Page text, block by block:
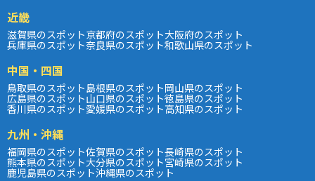
近畿
滋賀県のスポット京都府のスポット大阪府のスポット
兵庫県のスポット奈良県のスポット和歌山県のスポット
中国・四国
鳥取県のスポット島根県のスポット岡山県のスポット
広島県のスポット山口県のスポット徳島県のスポット
香川県のスポット愛媛県のスポット高知県のスポット
九州・沖縄
福岡県のスポット佐賀県のスポット長崎県のスポット
熊本県のスポット大分県のスポット宮崎県のスポット
鹿児島県のスポット沖縄県のスポット